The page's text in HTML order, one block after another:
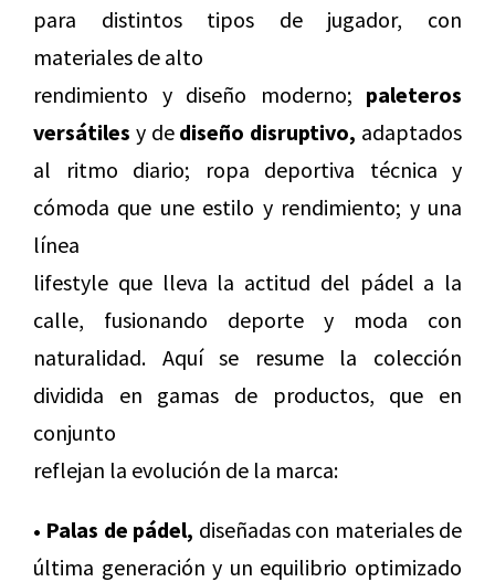
para distintos tipos de jugador, con
materiales de alto
rendimiento y diseño moderno; paleteros
versátiles y de diseño disruptivo, adaptados
al ritmo diario; ropa deportiva técnica y
cómoda que une estilo y rendimiento; y una
línea
lifestyle que lleva la actitud del pádel a la
calle, fusionando deporte y moda con
naturalidad. Aquí se resume la colección
dividida en gamas de productos, que en
conjunto
reflejan la evolución de la marca:
• Palas de pádel, diseñadas con materiales de
última generación y un equilibrio optimizado